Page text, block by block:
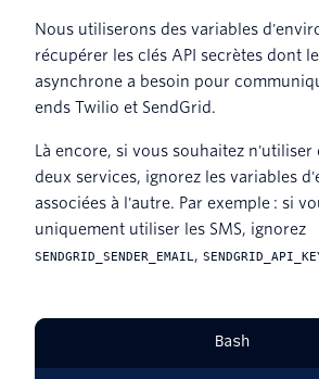
Nous utiliserons des variables
récupérer les clés API secrètes dont
asynchrone a besoin pour
ends Twilio et SendGrid.
Là encore, si vous souhaitez
deux services, ignorez les variables
associées à l'autre. Par exemple : si
uniquement utiliser les SMS, ignorez
SENDGRID_SENDER_EMAIL ,
Bash